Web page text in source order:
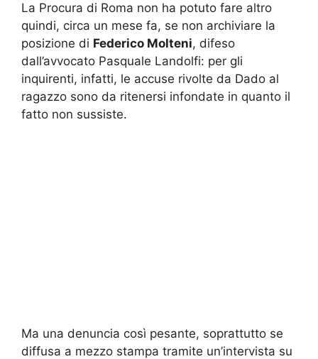
La Procura di Roma non ha potuto fare altro
quindi, circa un mese fa, se non archiviare la
posizione di Federico Molteni, difeso
dall’avvocato Pasquale Landolfi: per gli
inquirenti, infatti, le accuse rivolte da Dado al
ragazzo sono da ritenersi infondate in quanto il
fatto non sussiste.
Ma una denuncia così pesante, soprattutto se
diffusa a mezzo stampa tramite un’intervista su